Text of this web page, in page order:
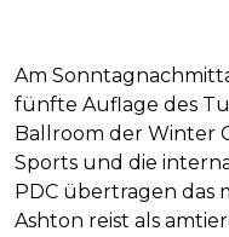
Am
fünfte Auflage des
Ballroom der Winter
Sports und die
PDC übertragen das
Ashton reist als